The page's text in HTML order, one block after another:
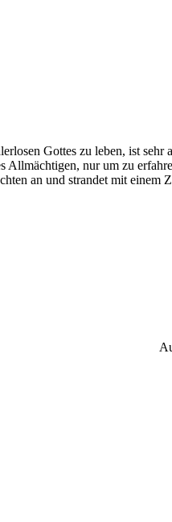
Gottes zu leben, ist
Allmächtigen, nur um zu
an und strandet mit einem